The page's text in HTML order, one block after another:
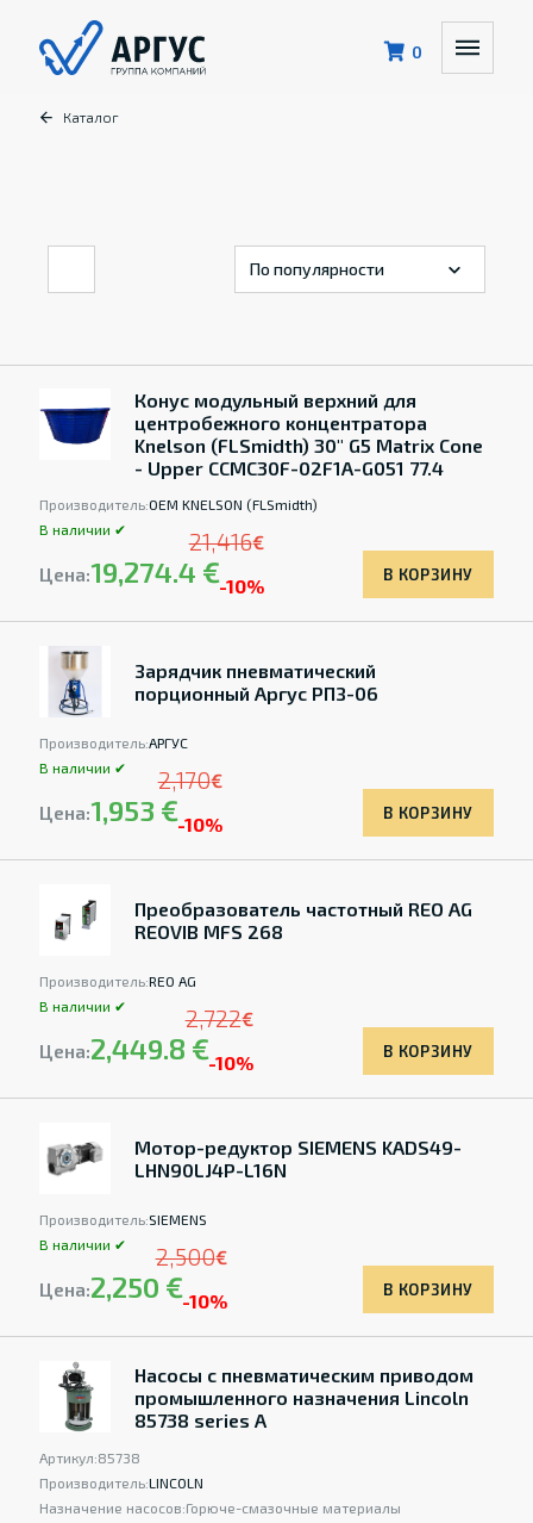
0
Каталог
Конус модульный верхний для
центробежного концентратора
Knelson (FLSmidth) 30" G5 Matrix Cone
- Upper CCMC30F-02F1A-G051 77.4
Производитель:OEM KNELSON (FLSmidth)
В наличии ✔
Цена:19,274.4 €
21,416€
-10%
В КОРЗИНУ
Зарядчик пневматический
порционный Аргус РПЗ-06
Производитель:АРГУС
В наличии ✔
Цена:1,953 €
2,170€
-10%
В КОРЗИНУ
Преобразователь частотный REO AG
REOVIB MFS 268
Производитель:REO AG
В наличии ✔
Цена:2,449.8 €
2,722€
-10%
В КОРЗИНУ
Мотор-редуктор SIEMENS KADS49-
LHN90LJ4P-L16N
Производитель:SIEMENS
В наличии ✔
Цена:2,250 €
2,500€
-10%
В КОРЗИНУ
Насосы с пневматическим приводом
промышленного назначения Lincoln
85738 series A
Артикул:85738
Производитель:LINCOLN
Назначение насосов:Горюче-смазочные материалы